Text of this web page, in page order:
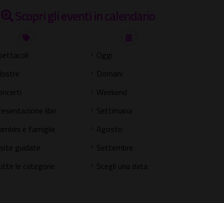
Scopri gli eventi in calendario
libri
e famiglie
guidate
le categorie
Oggi
Domani
Weekend
Settimana
Agosto
Settembre
Scegli una data